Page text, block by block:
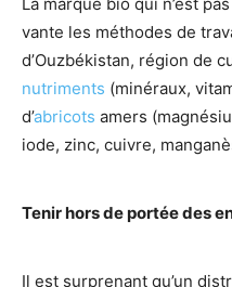
vante les méthodes de
d’Ouzbékistan, région de
nutriments (minéraux,
d’abricots amers
iode, zinc, cuivre,
Tenir hors de portée des
Il est surprenant qu’un